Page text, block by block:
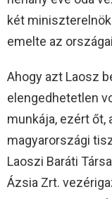
két
emelte az
Ahogy azt Laosz
elengedhetetlen
munkája, ezért őt,
magyarországi
Laoszi Baráti
Ázsia Zrt.